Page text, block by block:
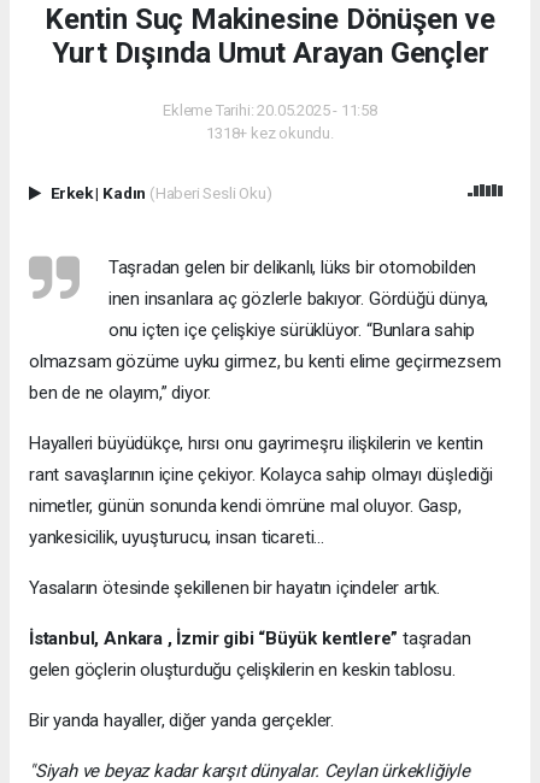
Kentin Suç Makinesine Dönüşen ve
Yurt Dışında Umut Arayan Gençler
Ekleme Tarihi: 20.05.2025 - 11:58
1318+ kez okundu.
Erkek| Kadın (Haberi Sesli Oku)
Taşradan gelen bir delikanlı, lüks bir otomobilden
inen insanlara aç gözlerle bakıyor. Gördüğü dünya,
onu içten içe çelişkiye sürüklüyor. “Bunlara sahip
olmazsam gözüme uyku girmez, bu kenti elime geçirmezsem
ben de ne olayım,” diyor.
Hayalleri büyüdükçe, hırsı onu gayrimeşru ilişkilerin ve kentin
rant savaşlarının içine çekiyor. Kolayca sahip olmayı düşlediği
nimetler, günün sonunda kendi ömrüne mal oluyor. Gasp,
yankesicilik, uyuşturucu, insan ticareti…
Yasaların ötesinde şekillenen bir hayatın içindeler artık.
İstanbul, Ankara , İzmir gibi “Büyük kentlere” taşradan
gelen göçlerin oluşturduğu çelişkilerin en keskin tablosu.
Bir yanda hayaller, diğer yanda gerçekler.
"Siyah ve beyaz kadar karşıt dünyalar. Ceylan ürkekliğiyle